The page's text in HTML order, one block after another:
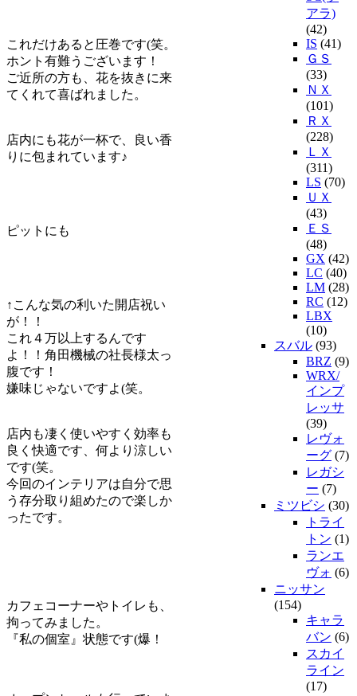
これだけあると圧巻です(笑。
ホント有難うございます！
ご近所の方も、花を抜きに来
てくれて喜ばれました。
店内にも花が一杯で、良い香
りに包まれています♪
ピットにも
↑こんな気の利いた開店祝い
が！！
これ４万以上するんです
よ！！角田機械の社長様太っ
腹です！
嫌味じゃないですよ(笑。
店内も凄く使いやすく効率も
良く快適です、何より涼しい
です(笑。
今回のインテリアは自分で思
う存分取り組めたので楽しか
ったです。
カフェコーナーやトイレも、
拘ってみました。
『私の個室』状態です(爆！
アラ)
(42)
IS (41)
ＧＳ
(33)
ＮＸ
(101)
ＲＸ
(228)
ＬＸ
(311)
LS (70)
ＵＸ
(43)
ＥＳ
(48)
GX (42)
LC (40)
LM (28)
RC (12)
LBX
(10)
スバル (93)
BRZ (9)
WRX/
インプ
レッサ
(39)
レヴォ
ーグ (7)
レガシ
ー (7)
ミツビシ (30)
トライ
トン (1)
ランエ
ヴォ (6)
ニッサン
(154)
キャラ
バン (6)
スカイ
ライン
(17)